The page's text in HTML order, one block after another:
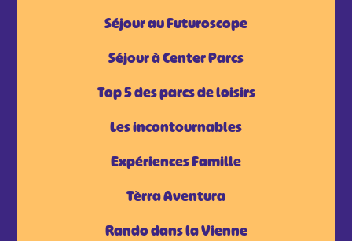
Séjour au Futuroscope
Séjour à Center Parcs
Top 5 des parcs de loisirs
Les incontournables
Expériences Famille
Tèrra Aventura
Rando dans la Vienne